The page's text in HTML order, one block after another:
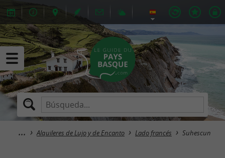
Alquileres de Lujo y de Encanto Lado francés Suhescun